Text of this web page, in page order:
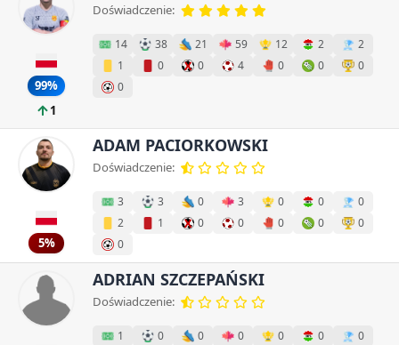
99%
1
Doświadczenie:
14 38 21 59 12 2
2
1
0 0 4 0 0
0
0
5%
ADAM PACIORKOWSKI
Doświadczenie:
3 3 0 3 0 0
0
2
1 0 0 0 0
0
0
ADRIAN SZCZEPAŃSKI
Doświadczenie:
1 0 0 0 0 0
0